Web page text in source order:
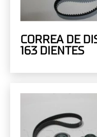
CORREA DE
163 DIENTES